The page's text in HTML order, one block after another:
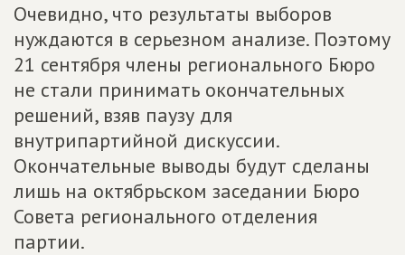
Очевидно, что результаты выборов
нуждаются в серьезном анализе. Поэтому
21 сентября члены регионального Бюро
не стали принимать окончательных
решений, взяв паузу для
внутрипартийной дискуссии.
Окончательные выводы будут сделаны
лишь на октябрьском заседании Бюро
Совета регионального отделения
партии.